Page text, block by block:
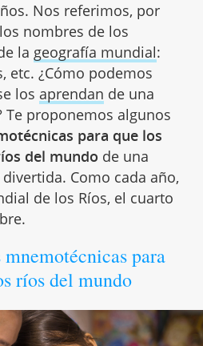
Nos referimos, por
nombres de los
la geografía mundial:
etc. ¿Cómo podemos
los aprendan de una
proponemos algunos
para que los
del mundo de una
Como cada año,
de los Ríos, el cuarto
para
ríos del mundo